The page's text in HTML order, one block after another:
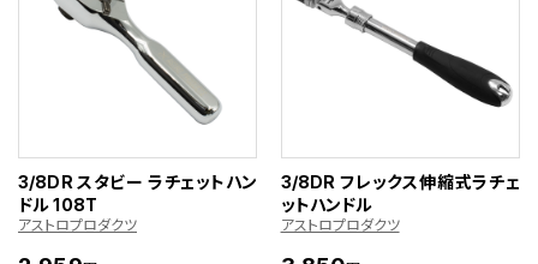
3/8DR スタビー ラチェットハン
ドル 108T
アストロプロダクツ
3/8DR フレックス伸縮式ラチェ
ットハンドル
アストロプロダクツ